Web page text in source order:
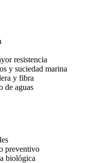
resistencia
y suciedad marina
y fibra
de aguas
preventivo
biológica